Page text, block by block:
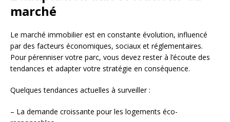
marché
Le marché immobilier est en constante évolution, influencé
par des facteurs économiques, sociaux et réglementaires.
Pour pérenniser votre parc, vous devez rester à l’écoute des
tendances et adapter votre stratégie en conséquence.
Quelques tendances actuelles à surveiller :
– La demande croissante pour les logements éco-